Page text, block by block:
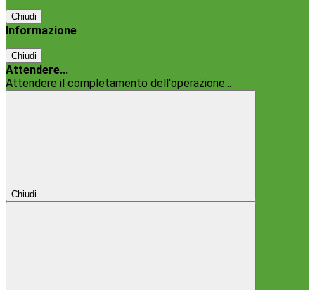
Chiudi
Informazione
Chiudi
Attendere...
Attendere il completamento dell'operazione...
Chiudi